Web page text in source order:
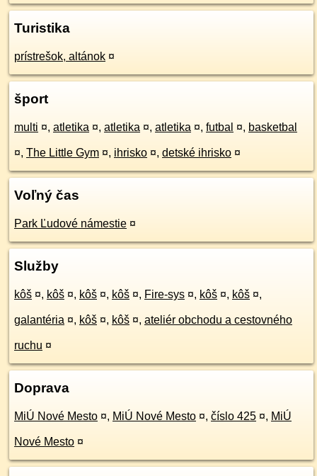
Turistika
prístrešok, altánok ¤
šport
multi ¤, atletika ¤, atletika ¤, atletika ¤, futbal ¤, basketbal
¤, The Little Gym ¤, ihrisko ¤, detské ihrisko ¤
Voľný čas
Park Ľudové námestie ¤
Služby
kôš ¤, kôš ¤, kôš ¤, kôš ¤, Fire-sys ¤, kôš ¤, kôš ¤,
galantéria ¤, kôš ¤, kôš ¤, ateliér obchodu a cestovného
ruchu ¤
Doprava
MiÚ Nové Mesto ¤, MiÚ Nové Mesto ¤, číslo 425 ¤, MiÚ
Nové Mesto ¤